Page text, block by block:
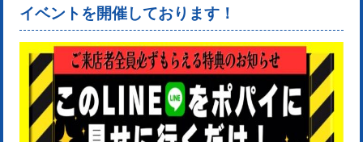
イベントを開催しております！